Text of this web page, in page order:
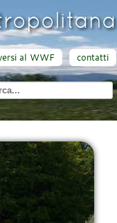
al WWF contatti